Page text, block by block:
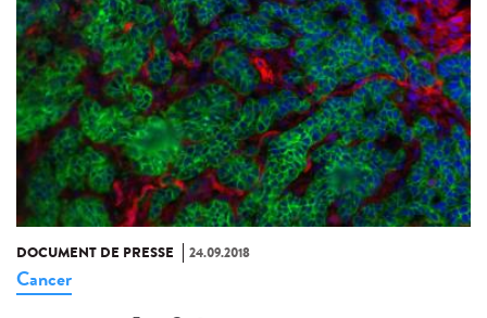
DOCUMENT DE PRESSE 24.09.2018
Cancer